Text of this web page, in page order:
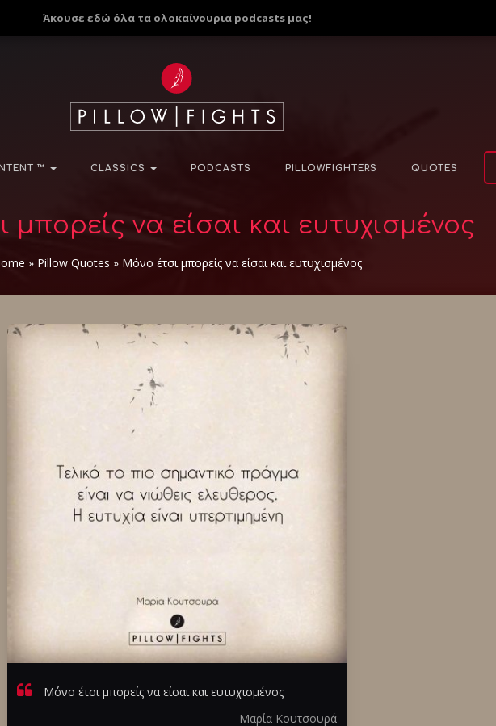
Άκουσε εδώ όλα τα ολοκαίνουρια podcasts μας!
™ CLASSICS PODCASTS PILLOWFIGHTERS QUOTES
μπορείς να είσαι και ευτυχισμένος
» Pillow Quotes » Μόνο έτσι μπορείς να είσαι και ευτυχισμένος
Μόνο έτσι μπορείς να είσαι και ευτυχισμένος
― Μαρία Κουτσουρά